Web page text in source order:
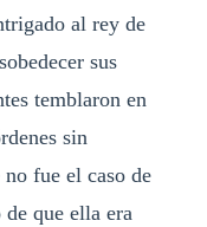
al rey de
sus
temblaron en
sin
fue el caso de
que ella era